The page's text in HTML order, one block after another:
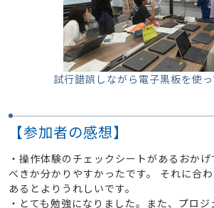
試行錯誤しながら電子黒板を使
【参加者の感想】
・操作体験のチェックシートがあるおか
べきか分かりやすかったです。 それに合
あるとよりうれしいです。
・とても勉強になりました。また、プロ